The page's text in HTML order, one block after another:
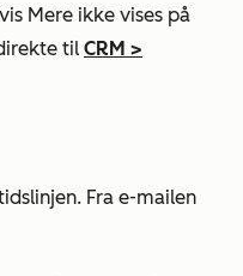
Mere ikke vises på
til CRM >
Fra e-mailen